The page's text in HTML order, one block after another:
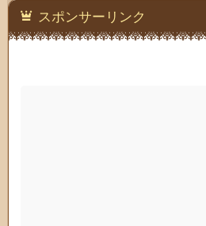
スポンサーリンク